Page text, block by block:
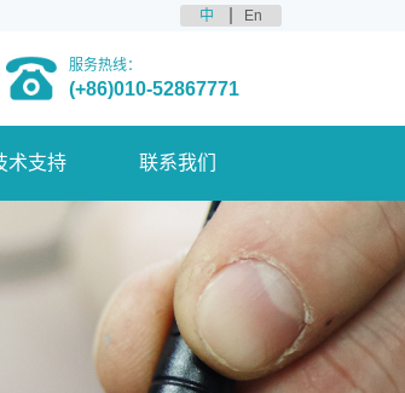
中 En
服务热线：
(+86)010-52867771
术支持 联系我们